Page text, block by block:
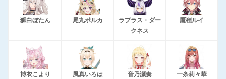
獅白ぼたん 尾丸ポルカ
ラプラス・ダー
クネス
鷹嶺ルイ
博衣こより 風真いろは 音乃瀬奏 一条莉々華